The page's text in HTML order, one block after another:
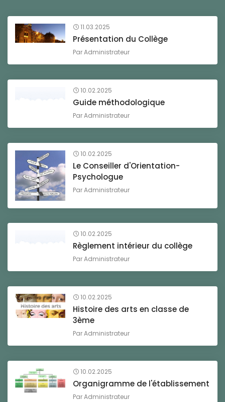
11.03.2025
Présentation du Collège
ParAdministrateur
10.02.2025
Guide méthodologique
ParAdministrateur
10.02.2025
Le Conseiller d'Orientation-
Psychologue
ParAdministrateur
10.02.2025
Règlement intérieur du collège
ParAdministrateur
10.02.2025
Histoire des arts en classe de
3ème
ParAdministrateur
10.02.2025
Organigramme de l'établissement
ParAdministrateur